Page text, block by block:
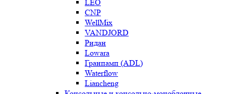
LEO
CNP
WellMix
VANDJORD
Ридан
Lowara
Гранпамп (ADL)
Waterflow
Liancheng